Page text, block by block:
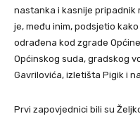
nastanka i kasnije pripadnik
je, među inim, podsjetio
odrađena kod zgrade
Općinskog suda, gradskog
Gavrilovića, izletišta Pigik i
Prvi zapovjednici bili su